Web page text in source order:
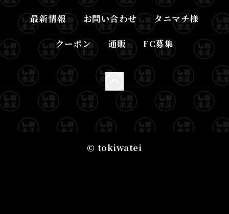
最新情報 お問い合わせ タニマチ様
クーポン 通販 FC募集
© tokiwatei